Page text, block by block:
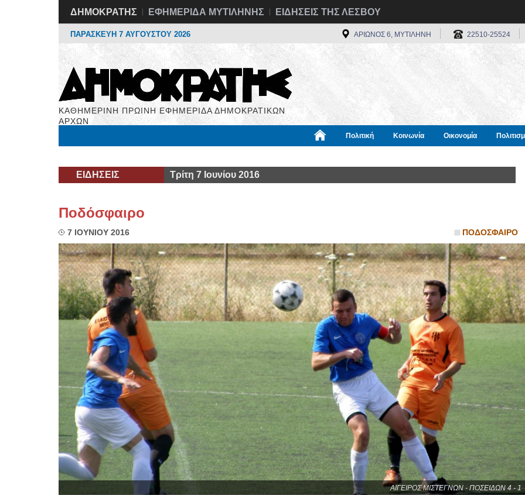
ΔΗΜΟΚΡΑΤΗΣ ΕΦΗΜΕΡΙΔΑ ΜΥΤΙΛΗΝΗΣ ΕΙΔΗΣΕΙΣ ΤΗΣ ΛΕΣΒΟΥ
ΠΑΡΑΣΚΕΥΗ 7 ΑΥΓΟΥΣΤΟΥ 2026 ΑΡΙΩΝΟΣ 6, ΜΥΤΙΛΗΝΗ 22510-25524
ΚΑΘΗΜΕΡΙΝΗ ΠΡΩΙΝΗ ΕΦΗΜΕΡΙΔΑ ΔΗΜΟΚΡΑΤΙΚΩΝ
ΑΡΧΩΝ
Πολιτική Κοινωνία Οικονομία
ΕΙΔΗΣΕΙΣ Τρίτη 7 Ιουνίου 2016
Ποδόσφαιρο
7 ΙΟΥΝΙΟΥ 2016 ΠΟΔΟΣΦΑΙΡΟ
ΑΙΓΕΙΡΟΣ ΜΙΣΤΕΓΝΩΝ - ΠΟΣΕΙΔΩΝ 4 - 1